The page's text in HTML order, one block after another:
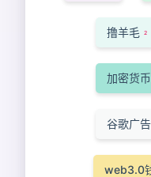
撸羊毛 2
加密货币
谷歌广告
web3.0